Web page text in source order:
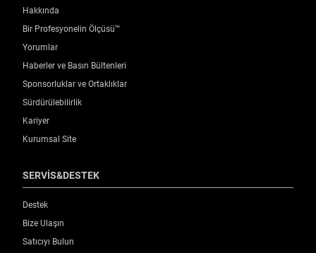
Hakkında
Bir Profesyonelin Ölçüsü™
Yorumlar
Haberler ve Basın Bültenleri
Sponsorluklar ve Ortaklıklar
Sürdürülebilirlik
Kariyer
Kurumsal Site
SERVİS&DESTEK
Destek
Bize Ulaşın
Satıcıyı Bulun